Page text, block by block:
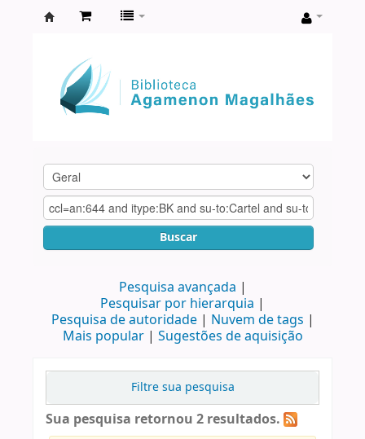
Agamenon
Magalhães
Buscar
Pesquisa avançada
Pesquisar por hierarquia
Pesquisa de autoridade
Nuvem de tags
Mais popular
Sugestões de aquisição
Filtre sua pesquisa
Sua pesquisa retornou 2 resultados.